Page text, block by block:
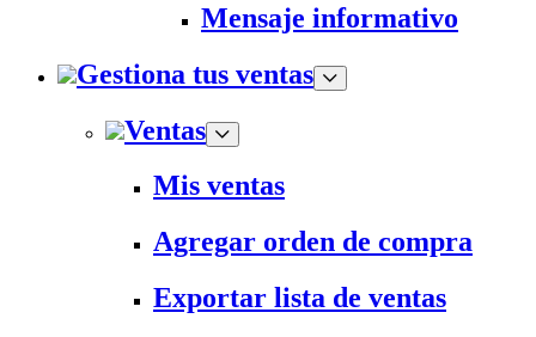
Mensaje informativo
Gestiona tus ventas
Ventas
Mis ventas
Agregar orden de compra
Exportar lista de ventas